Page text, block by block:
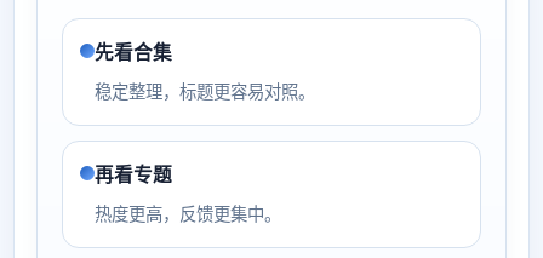
先看合集
稳定整理，标题更容易对照。
再看专题
热度更高，反馈更集中。